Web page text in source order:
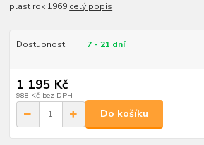
plast rok 1969 celý popis
Dostupnost 7 - 21 dní
1 195 Kč
988 Kč bez DPH
Do košíku